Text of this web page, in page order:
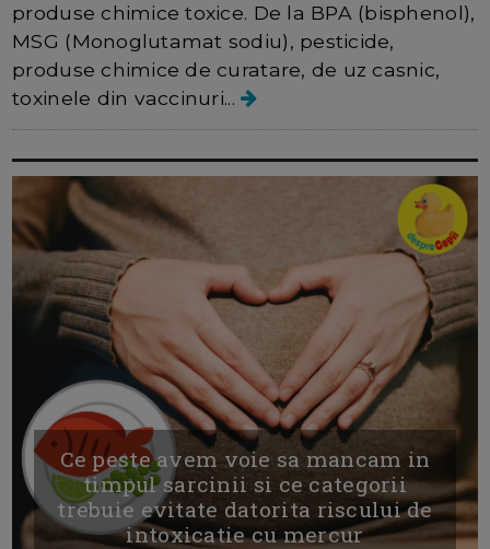
produse chimice toxice. De la BPA (bisphenol),
MSG (Monoglutamat sodiu), pesticide,
produse chimice de curatare, de uz casnic,
toxinele din vaccinuri...
Ce peste avem voie sa mancam in
timpul sarcinii si ce categorii
trebuie evitate datorita riscului de
intoxicatie cu mercur